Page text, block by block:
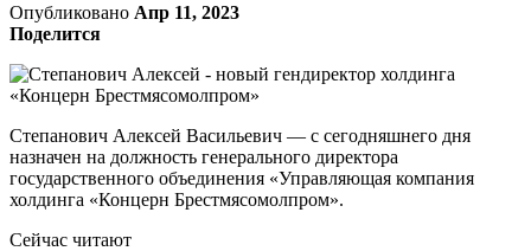
Опубликовано Апр 11, 2023
Поделится
Степанович Алексей Васильевич — с сегодняшнего дня
назначен на должность генерального директора
государственного объединения «Управляющая компания
холдинга «Концерн Брестмясомолпром».
Сейчас читают